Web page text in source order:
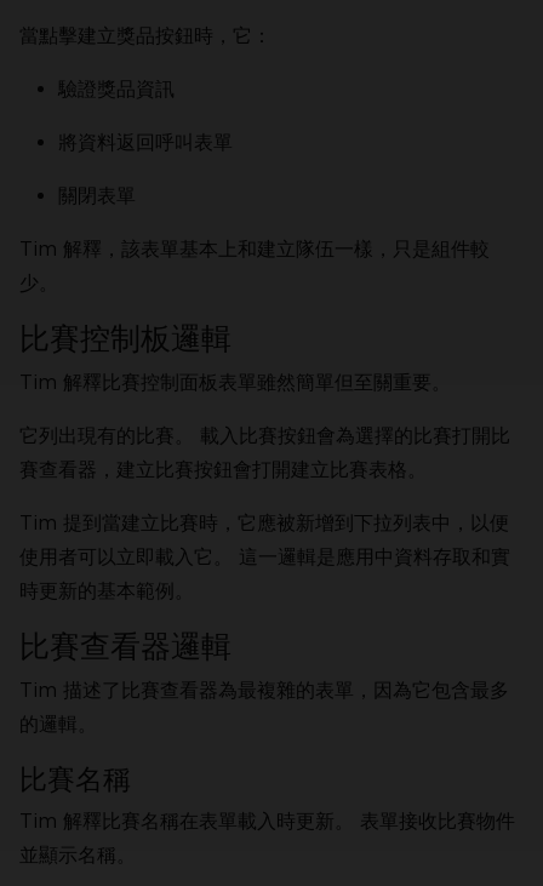
當點擊建立獎品按鈕時，它：
驗證獎品資訊
將資料返回呼叫表單
關閉表單
Tim 解釋，該表單基本上和建立隊伍一樣，只是組件較
少。
比賽控制板邏輯
Tim 解釋比賽控制面板表單雖然簡單但至關重要。
它列出現有的比賽。 載入比賽按鈕會為選擇的比賽打開比
賽查看器，建立比賽按鈕會打開建立比賽表格。
Tim 提到當建立比賽時，它應被新增到下拉列表中，以便
使用者可以立即載入它。 這一邏輯是應用中資料存取和實
時更新的基本範例。
比賽查看器邏輯
Tim 描述了比賽查看器為最複雜的表單，因為它包含最多
的邏輯。
比賽名稱
Tim 解釋比賽名稱在表單載入時更新。 表單接收比賽物件
並顯示名稱。